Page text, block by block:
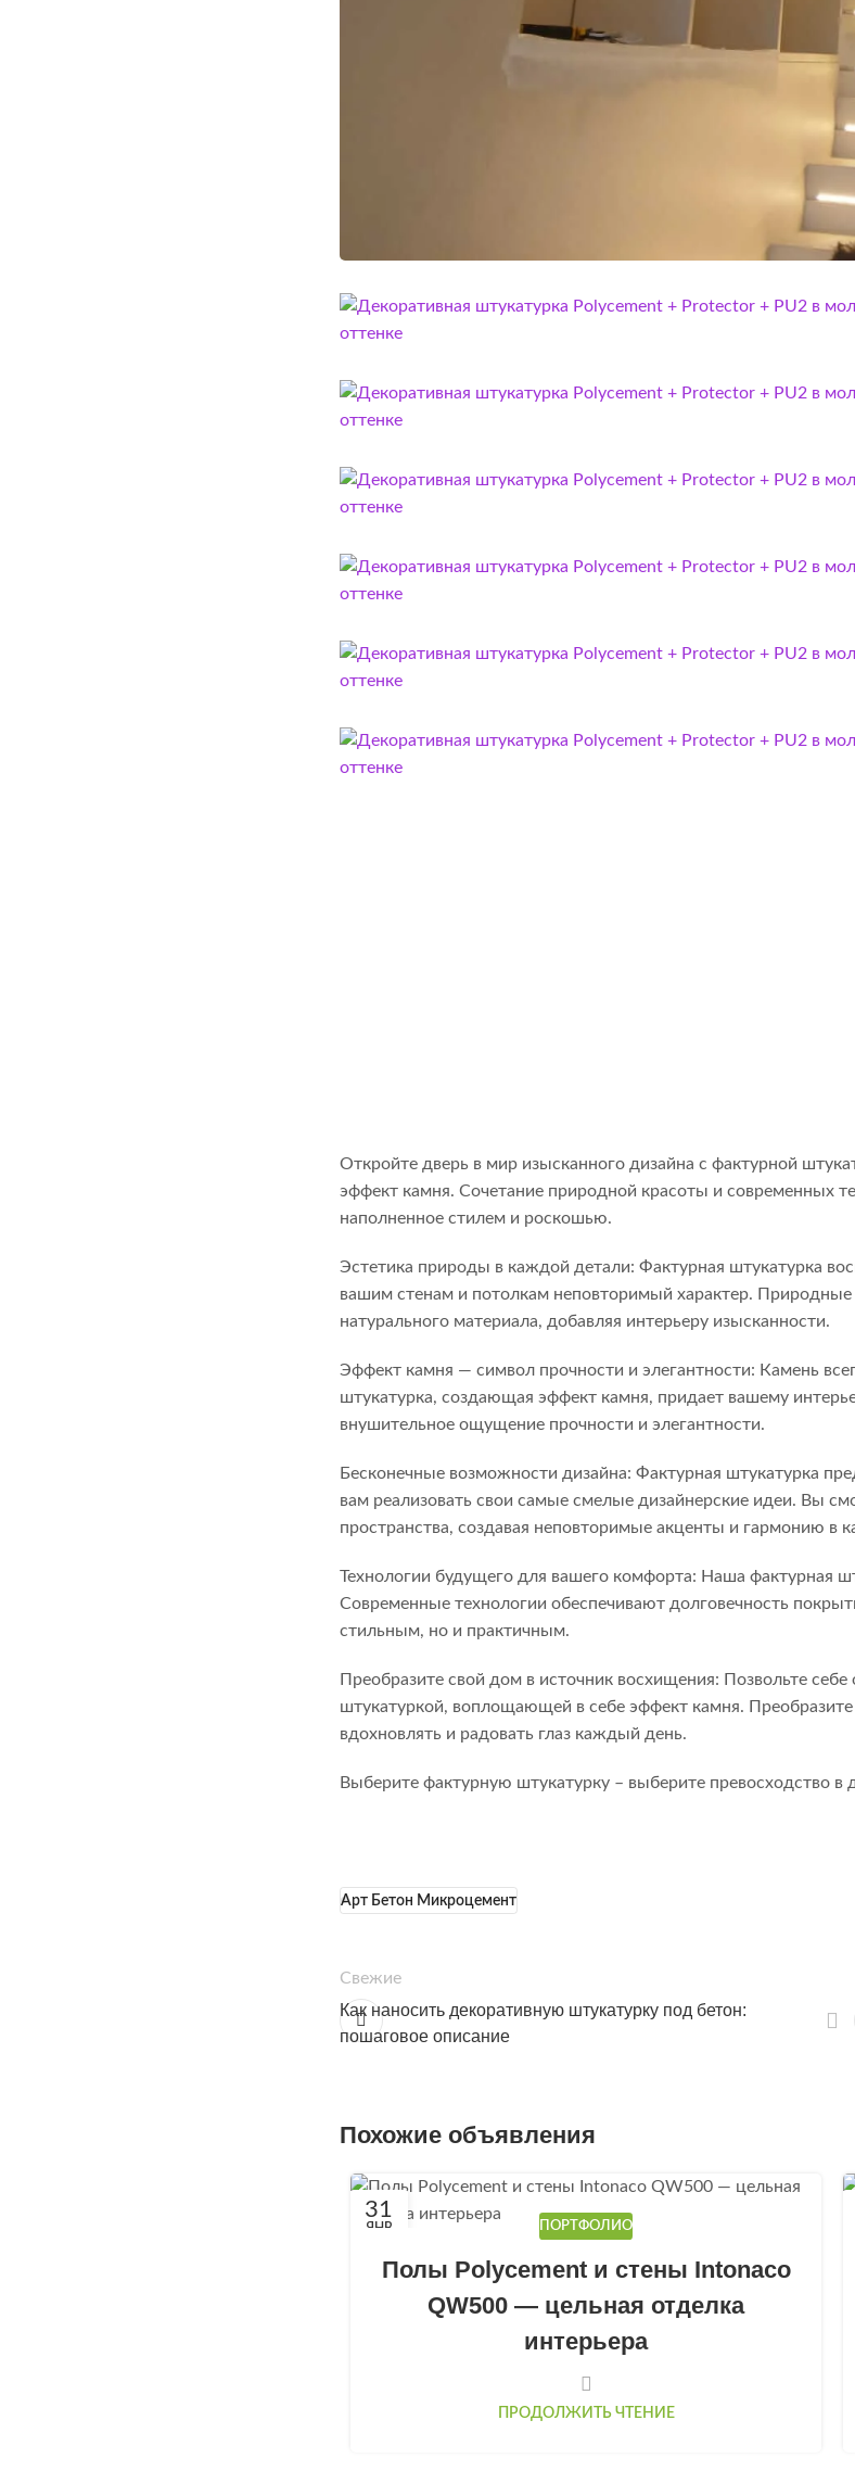
Откройте дверь в мир изысканного дизайна с фактурной
эффект камня. Сочетание природной красоты и современных
наполненное стилем и роскошью.
Эстетика природы в каждой детали: Фактурная штукатурка
вашим стенам и потолкам неповторимый характер. Природные
натурального материала, добавляя интерьеру изысканности.
Эффект камня — символ прочности и элегантности: Камень
штукатурка, создающая эффект камня, придает вашему
внушительное ощущение прочности и элегантности.
Бесконечные возможности дизайна: Фактурная штукатурка
вам реализовать свои самые смелые дизайнерские идеи. Вы
пространства, создавая неповторимые акценты и гармонию в
Технологии будущего для вашего комфорта: Наша фактурная
Современные технологии обеспечивают долговечность
стильным, но и практичным.
Преобразите свой дом в источник восхищения: Позвольте
штукатуркой, воплощающей в себе эффект камня.
вдохновлять и радовать глаз каждый день.
Выберите фактурную штукатурку – выберите превосходство в
Арт Бетон Микроцемент
Свежие
Как наносить декоративную штукатурку под бетон:
пошаговое описание
Похожие объявления
31
ЯНВ ПОРТФОЛИО
Полы Polycement и стены Intonaco
QW500 — цельная отделка
интерьера
ПРОДОЛЖИТЬ ЧТЕНИЕ